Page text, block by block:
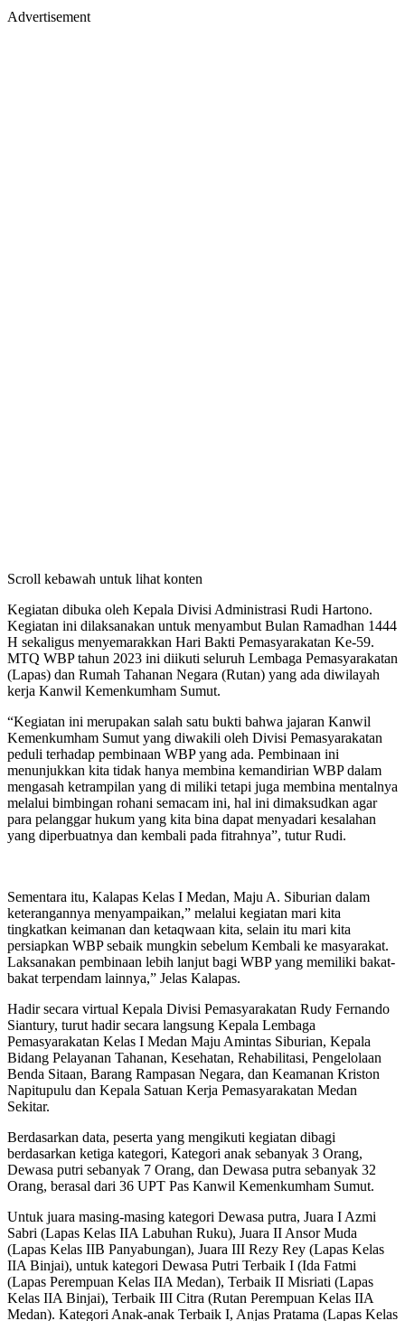
Advertisement
Scroll kebawah untuk lihat konten
Kegiatan dibuka oleh Kepala Divisi Administrasi Rudi Hartono.
Kegiatan ini dilaksanakan untuk menyambut Bulan Ramadhan 1444
H sekaligus menyemarakkan Hari Bakti Pemasyarakatan Ke-59.
MTQ WBP tahun 2023 ini diikuti seluruh Lembaga Pemasyarakatan
(Lapas) dan Rumah Tahanan Negara (Rutan) yang ada diwilayah
kerja Kanwil Kemenkumham Sumut.
“Kegiatan ini merupakan salah satu bukti bahwa jajaran Kanwil
Kemenkumham Sumut yang diwakili oleh Divisi Pemasyarakatan
peduli terhadap pembinaan WBP yang ada. Pembinaan ini
menunjukkan kita tidak hanya membina kemandirian WBP dalam
mengasah ketrampilan yang di miliki tetapi juga membina mentalnya
melalui bimbingan rohani semacam ini, hal ini dimaksudkan agar
para pelanggar hukum yang kita bina dapat menyadari kesalahan
yang diperbuatnya dan kembali pada fitrahnya”, tutur Rudi.
Sementara itu, Kalapas Kelas I Medan, Maju A. Siburian dalam
keterangannya menyampaikan,” melalui kegiatan mari kita
tingkatkan keimanan dan ketaqwaan kita, selain itu mari kita
persiapkan WBP sebaik mungkin sebelum Kembali ke masyarakat.
Laksanakan pembinaan lebih lanjut bagi WBP yang memiliki bakat-
bakat terpendam lainnya,” Jelas Kalapas.
Hadir secara virtual Kepala Divisi Pemasyarakatan Rudy Fernando
Siantury, turut hadir secara langsung Kepala Lembaga
Pemasyarakatan Kelas I Medan Maju Amintas Siburian, Kepala
Bidang Pelayanan Tahanan, Kesehatan, Rehabilitasi, Pengelolaan
Benda Sitaan, Barang Rampasan Negara, dan Keamanan Kriston
Napitupulu dan Kepala Satuan Kerja Pemasyarakatan Medan
Sekitar.
Berdasarkan data, peserta yang mengikuti kegiatan dibagi
berdasarkan ketiga kategori, Kategori anak sebanyak 3 Orang,
Dewasa putri sebanyak 7 Orang, dan Dewasa putra sebanyak 32
Orang, berasal dari 36 UPT Pas Kanwil Kemenkumham Sumut.
Untuk juara masing-masing kategori Dewasa putra, Juara I Azmi
Sabri (Lapas Kelas IIA Labuhan Ruku), Juara II Ansor Muda
(Lapas Kelas IIB Panyabungan), Juara III Rezy Rey (Lapas Kelas
IIA Binjai), untuk kategori Dewasa Putri Terbaik I (Ida Fatmi
(Lapas Perempuan Kelas IIA Medan), Terbaik II Misriati (Lapas
Kelas IIA Binjai), Terbaik III Citra (Rutan Perempuan Kelas IIA
Medan). Kategori Anak-anak Terbaik I, Anjas Pratama (Lapas Kelas